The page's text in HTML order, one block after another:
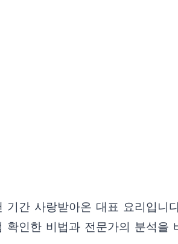
간 사랑받아온 대표 요리입니
인한 비법과 전문가의 분석을